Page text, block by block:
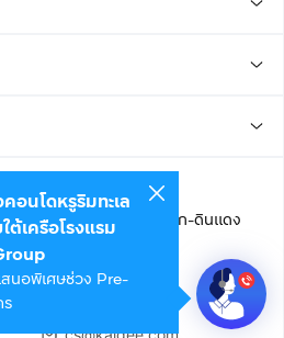
น์ เซ็นเตอร์ ชั้น 22 ถนนอโศก-ดินแดง
(สำนักงานใหญ่)
cs@kaidee.com
คอนโดหรูริมทะเล
ต้เครือโรงแรม
นอพิเศษช่วง Pre-